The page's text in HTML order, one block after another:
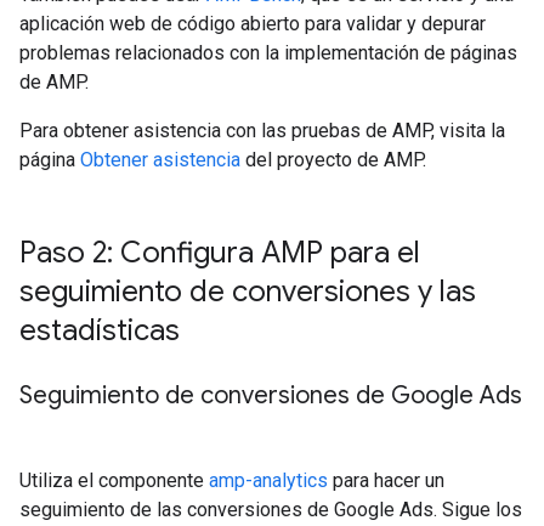
aplicación web de código abierto para validar y depurar
problemas relacionados con la implementación de páginas
de AMP.
Para obtener asistencia con las pruebas de AMP, visita la
página Obtener asistencia del proyecto de AMP.
Paso 2: Configura AMP para el
seguimiento de conversiones y las
estadísticas
Seguimiento de conversiones de Google Ads
Utiliza el componente amp-analytics para hacer un
seguimiento de las conversiones de Google Ads. Sigue los